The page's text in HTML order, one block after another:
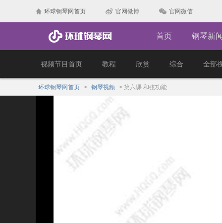
环球钢琴网首页 官网微博 官网微信
首页 钢琴新
视频节目首页 教程 欣赏 综合 全部
环球钢琴网首页 > 钢琴视频 > 第六课 和弦功能